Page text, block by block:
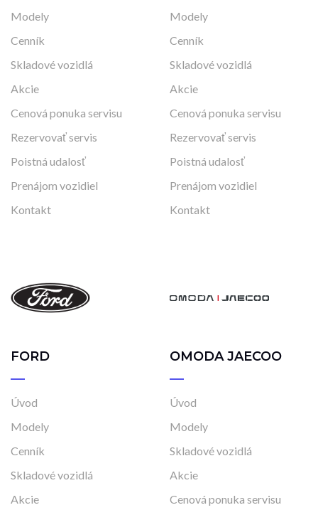
Modely
Cenník
Skladové vozidlá
Akcie
Cenová ponuka servisu
Rezervovať servis
Poistná udalosť
Prenájom vozidiel
Kontakt
Modely
Cenník
Skladové vozidlá
Akcie
Cenová ponuka servisu
Rezervovať servis
Poistná udalosť
Prenájom vozidiel
Kontakt
FORD
Úvod
Modely
Cenník
Skladové vozidlá
Akcie
OMODA JAECOO
Úvod
Modely
Skladové vozidlá
Akcie
Cenová ponuka servisu